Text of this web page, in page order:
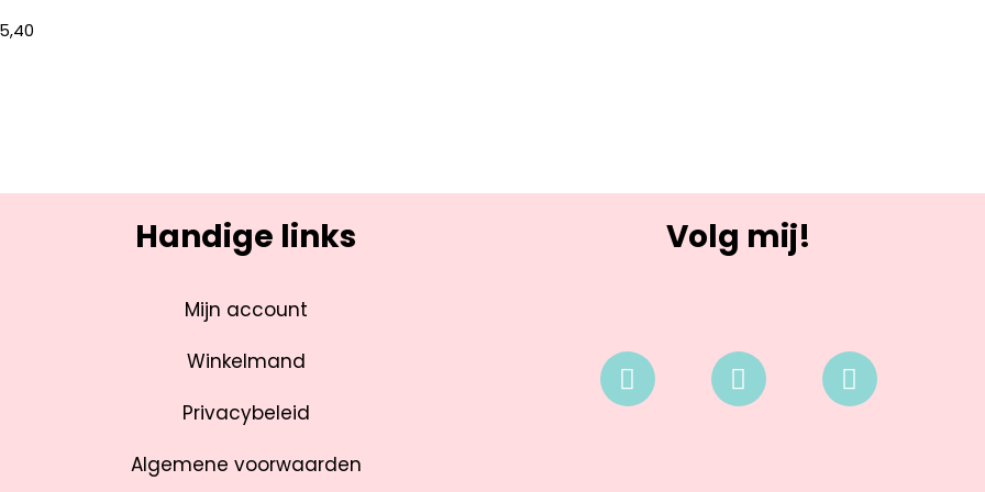
5,40
Handige links
Mijn account
Winkelmand
Privacybeleid
Algemene voorwaarden
Volg mij!